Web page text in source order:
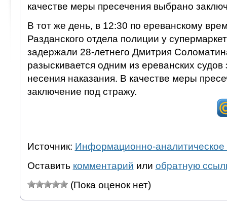
качестве меры пресечения выбрано
В тот же день, в 12:30 по ереванскому
Разданского отдела полиции у
задержали 28-летнего Дмитрия
разыскивается одним из ереванских судов
несения наказания. В качестве меры
заключение под стражу.
Источник: Информационно-аналитическое
Оставить комментарий или обратную
(Пока оценок нет)